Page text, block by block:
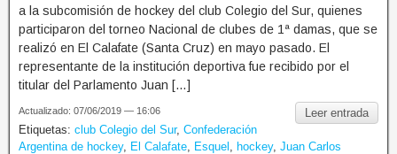
a la subcomisión de hockey del club Colegio del Sur, quienes
participaron del torneo Nacional de clubes de 1ª damas, que se
realizó en El Calafate (Santa Cruz) en mayo pasado. El
representante de la institución deportiva fue recibido por el
titular del Parlamento Juan […]
Leer entrada
Actualizado: 07/06/2019 — 16:06
Etiquetas: club Colegio del Sur, Confederación
Argentina de hockey, El Calafate Esquel hockey, Juan Carlos